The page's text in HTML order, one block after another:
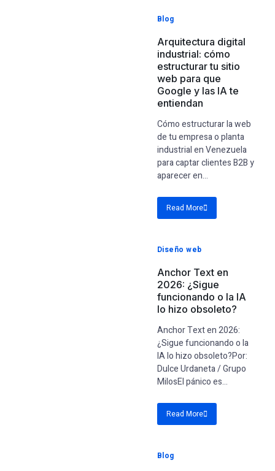
Blog
Arquitectura digital
industrial: cómo
estructurar tu sitio
web para que
Google y las IA te
entiendan
Cómo estructurar la web
de tu empresa o planta
industrial en Venezuela
para captar clientes B2B y
aparecer en...
Read More
Diseño web
Anchor Text en
2026: ¿Sigue
funcionando o la IA
lo hizo obsoleto?
Anchor Text en 2026:
¿Sigue funcionando o la
IA lo hizo obsoleto?Por:
Dulce Urdaneta / Grupo
MilosEl pánico es...
Read More
Blog